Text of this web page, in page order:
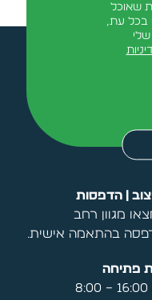
ת שאוכל
בכל עת,
| הדפסות
מגוון רחב
בהתאמה אישית.
פתיחה